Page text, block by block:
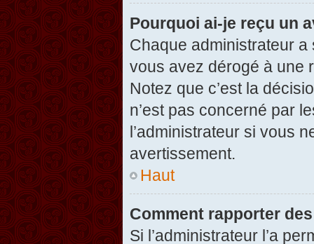
Pourquoi ai-je reçu un
Chaque administrateur
vous avez dérogé à une
Notez que c’est la
n’est pas concerné par
l’administrateur si vous
avertissement.
Haut
Comment rapporter
Si l’administrateur l’a